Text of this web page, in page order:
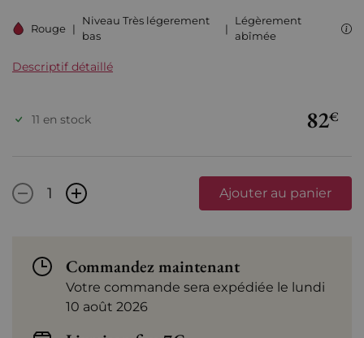
Rouge |
Niveau Très légerement
bas
|
Légèrement
abîmée
Descriptif détaillé
82€
11 en stock
- + Ajouter au panier
Commandez maintenant
Votre commande sera expédiée le lundi
10 août 2026